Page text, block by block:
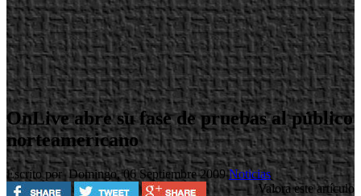
OnLive abre su fase de pruebas al público
norteamericano
Escrito porDomingo, 06 Septiembre 2009Noticias
Valora este artículo